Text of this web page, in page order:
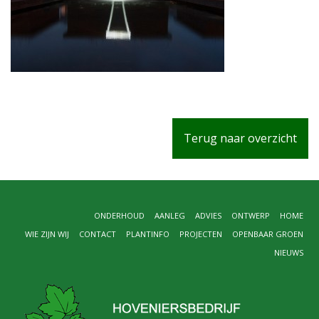
Terug naar overzicht
HOME
ONTWERP
ADVIES
AANLEG
ONDERHOUD
OPENBAAR GROEN
PROJECTEN
PLANTINFO
CONTACT
WIE ZIJN WIJ
NIEUWS